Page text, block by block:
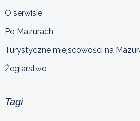
O serwisie
Po Mazurach
Turystyczne miejscowości na
Żeglarstwo
Tagi